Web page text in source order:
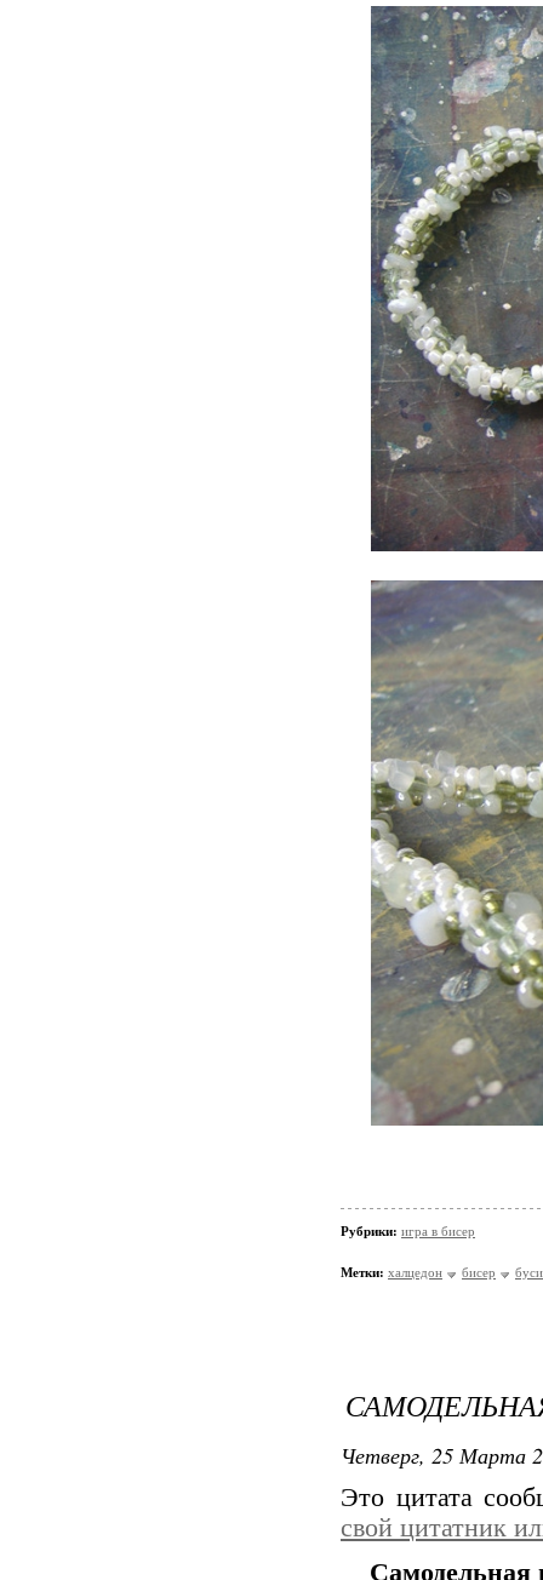
Рубрики: игра в бисер
Метки: халцедон бисер
Четверг, 25 Марта
Это цитата
свой цитатник
Самодельная